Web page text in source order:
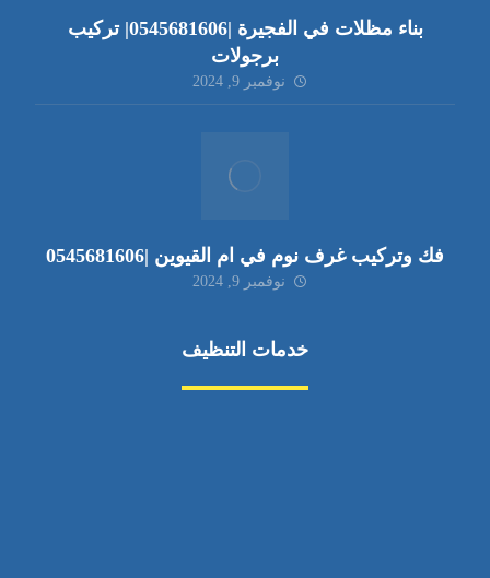
بناء مظلات في الفجيرة |0545681606| تركيب
برجولات
نوفمبر 9, 2024
فك وتركيب غرف نوم في ام القيوين |0545681606
نوفمبر 9, 2024
خدمات التنظيف